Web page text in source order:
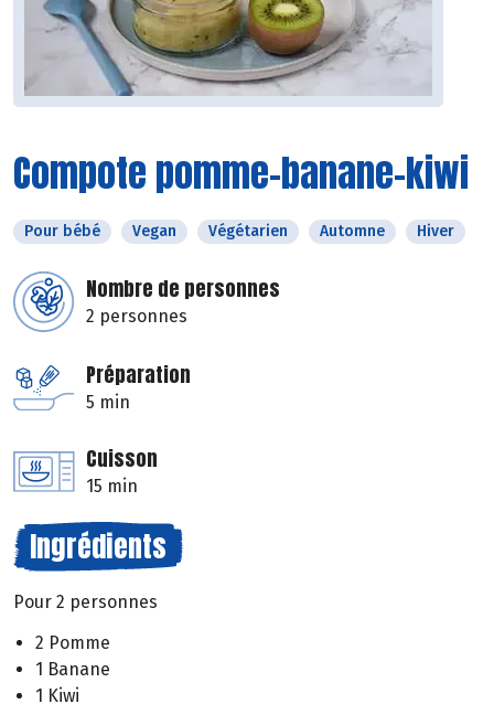
Compote pomme-banane-kiwi
Pour bébé Vegan Végétarien Automne Hiver
Nombre de personnes
2 personnes
Préparation
5 min
Cuisson
15 min
Ingrédients
Pour 2 personnes
2 Pomme
1 Banane
1 Kiwi